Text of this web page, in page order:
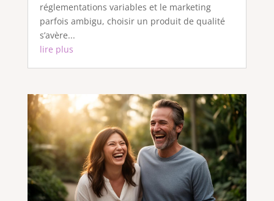
réglementations variables et le marketing
parfois ambigu, choisir un produit de qualité
s’avère...
lire plus